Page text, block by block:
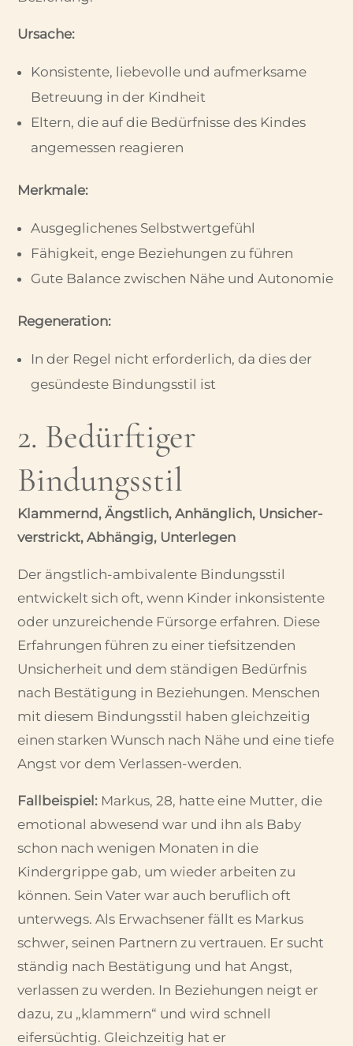
Ursache:
Konsistente, liebevolle und aufmerksame
Betreuung in der Kindheit
Eltern, die auf die Bedürfnisse des Kindes
angemessen reagieren
Merkmale:
Ausgeglichenes Selbstwertgefühl
Fähigkeit, enge Beziehungen zu führen
Gute Balance zwischen Nähe und Autonomie
Regeneration:
In der Regel nicht erforderlich, da dies der
gesündeste Bindungsstil ist
2. Bedürftiger
Bindungsstil
Klammernd, Ängstlich, Anhänglich, Unsicher-
verstrickt, Abhängig, Unterlegen
Der ängstlich-ambivalente Bindungsstil
entwickelt sich oft, wenn Kinder inkonsistente
oder unzureichende Fürsorge erfahren. Diese
Erfahrungen führen zu einer tiefsitzenden
Unsicherheit und dem ständigen Bedürfnis
nach Bestätigung in Beziehungen. Menschen
mit diesem Bindungsstil haben gleichzeitig
einen starken Wunsch nach Nähe und eine tiefe
Angst vor dem Verlassen-werden.
Fallbeispiel: Markus, 28, hatte eine Mutter, die
emotional abwesend war und ihn als Baby
schon nach wenigen Monaten in die
Kindergrippe gab, um wieder arbeiten zu
können. Sein Vater war auch beruflich oft
unterwegs. Als Erwachsener fällt es Markus
schwer, seinen Partnern zu vertrauen. Er sucht
ständig nach Bestätigung und hat Angst,
verlassen zu werden. In Beziehungen neigt er
dazu, zu „klammern“ und wird schnell
eifersüchtig. Gleichzeitig hat er